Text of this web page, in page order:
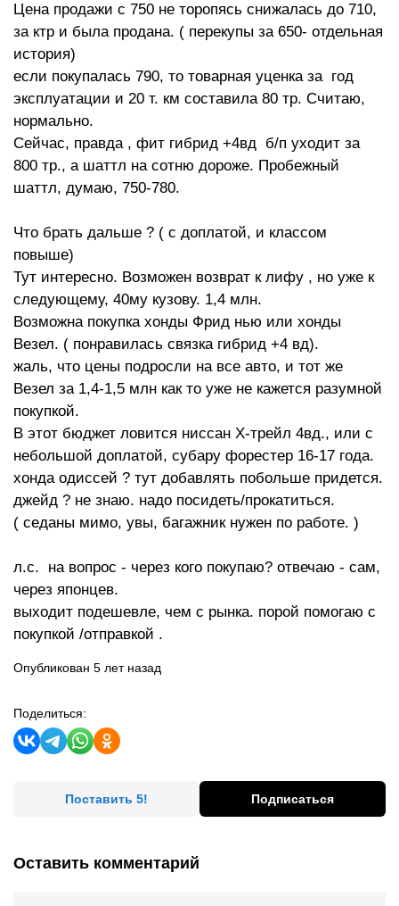
Цена продажи с 750 не торопясь снижалась до 710,
за ктр и была продана. ( перекупы за 650- отдельная
история)
если покупалась 790, то товарная уценка за год
эксплуатации и 20 т. км составила 80 тр. Считаю,
нормально.
Сейчас, правда , фит гибрид +4вд б/п уходит за
800 тр., а шаттл на сотню дороже. Пробежный
шаттл, думаю, 750-780.
Что брать дальше ? ( с доплатой, и классом
повыше)
Тут интересно. Возможен возврат к лифу , но уже к
следующему, 40му кузову. 1,4 млн.
Возможна покупка хонды Фрид нью или хонды
Везел. ( понравилась связка гибрид +4 вд).
жаль, что цены подросли на все авто, и тот же
Везел за 1,4-1,5 млн как то уже не кажется разумной
покупкой.
В этот бюджет ловится ниссан Х-трейл 4вд., или с
небольшой доплатой, субару форестер 16-17 года.
хонда одиссей ? тут добавлять побольше придется.
джейд ? не знаю. надо посидеть/прокатиться.
( седаны мимо, увы, багажник нужен по работе. )
л.с. на вопрос - через кого покупаю? отвечаю - сам,
через японцев.
выходит подешевле, чем с рынка. порой помогаю с
покупкой /отправкой .
Опубликован 5 лет назад
Поделиться:
Поставить 5! Подписаться
Оставить комментарий